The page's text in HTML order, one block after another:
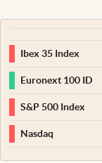
Ibex 35 Index
Euronext 100 ID
S&P 500 Index
Nasdaq